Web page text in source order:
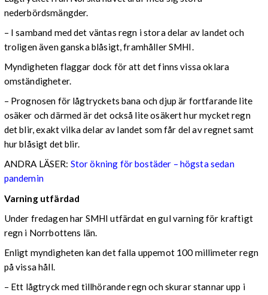
nederbördsmängder.
– I samband med det väntas regn i stora delar av landet och
troligen även ganska blåsigt, framhåller SMHI.
Myndigheten flaggar dock för att det finns vissa oklara
omständigheter.
– Prognosen för lågtryckets bana och djup är fortfarande lite
osäker och därmed är det också lite osäkert hur mycket regn
det blir, exakt vilka delar av landet som får del av regnet samt
hur blåsigt det blir.
ANDRA LÄSER: Stor ökning för bostäder – högsta sedan
pandemin
Varning utfärdad
Under fredagen har SMHI utfärdat en gul varning för kraftigt
regn i Norrbottens län.
Enligt myndigheten kan det falla uppemot 100 millimeter regn
på vissa håll.
– Ett lågtryck med tillhörande regn och skurar stannar upp i